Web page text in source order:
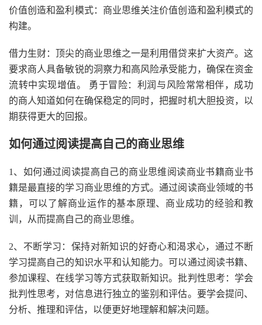
价值创造和盈利模式：商业思维关注价值创造和盈利模式的
构建。
借力生财：顶尖的商业思维之一是利用借贷来扩大资产。这
要求商人具备敏锐的洞察力和高风险承受能力，确保在资金
流转中实现增值。 勇于冒险：利润与风险常常相伴，成功
的商人知道如何在确保稳定的同时，把握时机大胆投资，以
期获得更大的回报。
如何通过阅读提高自己的商业思维
1、如何通过阅读提高自己的商业思维阅读商业书籍商业书
籍是最直接的学习商业思维的方式。通过阅读商业领域的书
籍，可以了解商业运作的基本原理、商业成功的经验和教
训，从而提高自己的商业思维。
2、不断学习：保持对新知识的好奇心和渴求心，通过不断
学习提高自己的知识水平和认知能力。可以通过阅读书籍、
参加课程、在线学习等方式获取新知识。批判性思考：学会
批判性思考，对信息进行独立的鉴别和评估。要学会提问、
分析、推理和评估，以便更好地理解和解决问题。